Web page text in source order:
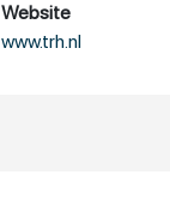
Website
www.trh.nl